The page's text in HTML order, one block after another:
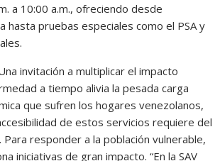
a 10:00 a.m., ofreciendo desde
hasta pruebas especiales como el PSA y
invitación a multiplicar el impacto
a tiempo alivia la pesada carga
que sufren los hogares venezolanos,
de estos servicios requiere del
Para responder a la población vulnerable,
iniciativas de gran impacto. “En la SAV